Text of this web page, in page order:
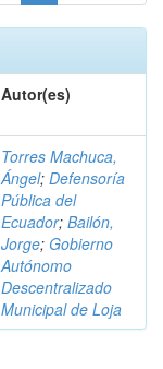
Autor(es)
Torres Machuca,
Ángel; Defensoría
Pública del
Ecuador; Bailón,
Jorge; Gobierno
Autónomo
Descentralizado
Municipal de Loja